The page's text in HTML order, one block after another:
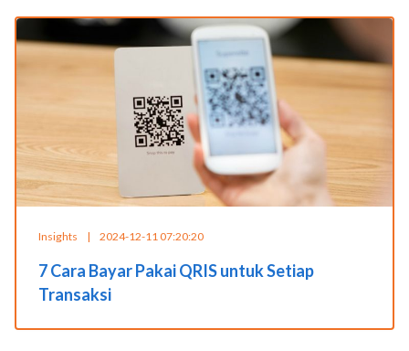
Insights | 2024-12-11 07:20:20
7 Cara Bayar Pakai QRIS untuk Setiap
Transaksi